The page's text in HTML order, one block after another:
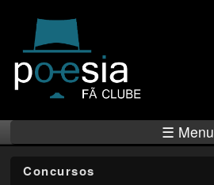
☰ Menu
Concursos